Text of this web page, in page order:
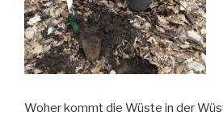
Woher kommt die Wüste in der